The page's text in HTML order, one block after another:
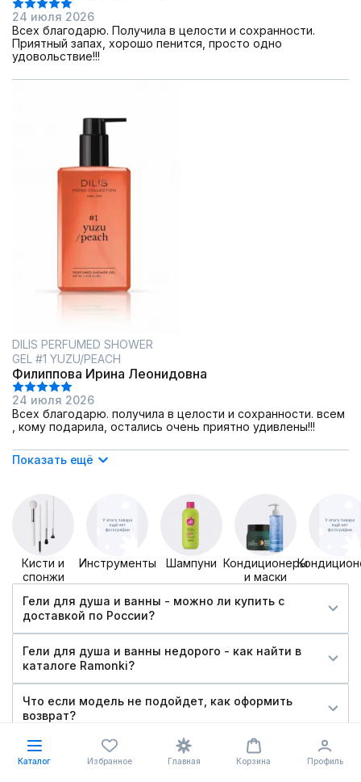
24 июля 2026
Всех благодарю. Получила в целости и сохранности.
Приятный запах, хорошо пенится, просто одно
удовольствие!!!
DILIS PERFUMED SHOWER
GEL #1 YUZU/PEACH
Филиппова Ирина Леонидовна
24 июля 2026
Всех благодарю. получила в целости и сохранности. всем
, кому подарила, остались очень приятно удивлены!!!
Показать ещё
Кисти и
спонжи
Инструменты Шампуни Кондиционеры
и маски
Гели для душа и ванны - можно ли купить c
доставкой по России?
Гели для душа и ванны недорого - как найти в
каталоге Ramonki?
Что если модель не подойдет, как оформить
возврат?
Как подобрать свой размер? Соответствуют ли
белорусские размеры российским стандартам?
Каталог Избранное Главная Корзина Профиль